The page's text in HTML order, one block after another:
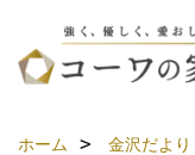
ホーム 金沢だより